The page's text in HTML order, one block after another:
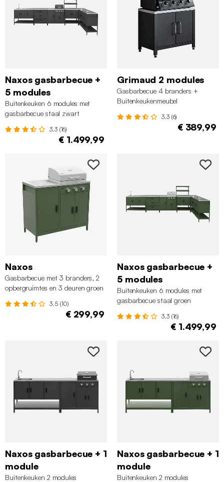
Naxos gasbarbecue +
5 modules
Buitenkeuken 6 modules met
gasbarbecue staal zwart
3.3 (16)
€ 1.499,99
Grimaud 2 modules
Gasbarbecue 4 branders +
Buitenkeukenmeubel
3.3 (6)
€ 389,99
Naxos
Gasbarbecue met 3 branders, 2
opbergruimtes en 3 deuren groen
3.5 (10)
€ 299,99
Naxos gasbarbecue +
5 modules
Buitenkeuken 6 modules met
gasbarbecue staal groen
3.3 (16)
€ 1.499,99
Naxos gasbarbecue + 1
module
Buitenkeuken 2 modules
Naxos gasbarbecue + 1
module
Buitenkeuken 2 modules